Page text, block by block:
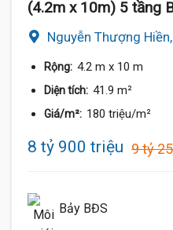
(4.2m x 10m) 5 tầng
Nguyễn Thượng
Rộng: 4.2 m x 10 m
Diện tích: 41.9 m²
Giá/m²: 180 triệu/m²
8 tỷ 900 triệu 9 tỷ
Bảy BĐS